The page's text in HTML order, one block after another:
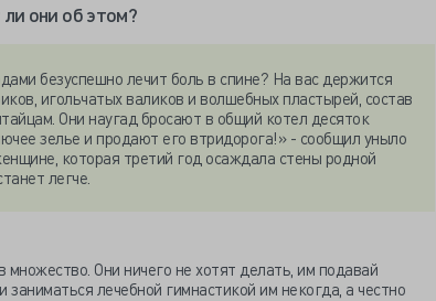
они об этом?
безуспешно лечит боль в спине? На вас держится
игольчатых валиков и волшебных пластырей, состав
Они наугад бросают в общий котел десяток
зелье и продают его втридорога!» - сообщил уныло
которая третий год осаждала стены родной
легче.
Они ничего не хотят делать, им подавай
лечебной гимнастикой им некогда, а честно